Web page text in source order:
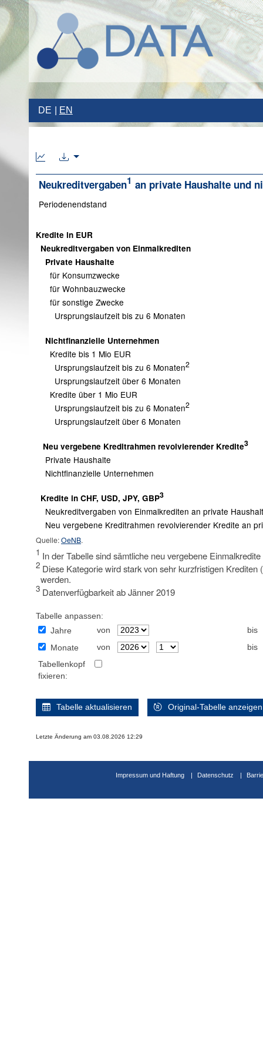
DE EN
Neukreditvergaben1 an private Haushalte und
Periodenendstand
Kredite in EUR
Neukreditvergaben von Einmalkrediten
Private Haushalte
für Konsumzwecke
für Wohnbauzwecke
für sonstige Zwecke
Ursprungslaufzeit bis zu 6 Monaten
Nichtfinanzielle Unternehmen
Kredite bis 1 Mio EUR
Ursprungslaufzeit bis zu 6 Monaten2
Ursprungslaufzeit über 6 Monaten
Kredite über 1 Mio EUR
Ursprungslaufzeit bis zu 6 Monaten2
Ursprungslaufzeit über 6 Monaten
Neu vergebene Kreditrahmen revolvierender Kredite3
Private Haushalte
Nichtfinanzielle Unternehmen
Kredite in CHF, USD, JPY, GBP3
Neukreditvergaben von Einmalkrediten an private
Neu vergebene Kreditrahmen revolvierender Kredite an
Quelle:OeNB.
1 In der Tabelle sind sämtliche neu vergebene
2 Diese Kategorie wird stark von sehr kurzfristigen
werden.
3 Datenverfügbarkeit ab Jänner 2019
Tabelle anpassen:
Jahre
von
bis
Monate
von
bis
Tabellenkopf
fixieren:
Tabelle aktualisieren Original-Tabelle anzeigen
Letzte Änderung am 03.08.2026 12:29
Impressum und Haftung Datenschutz